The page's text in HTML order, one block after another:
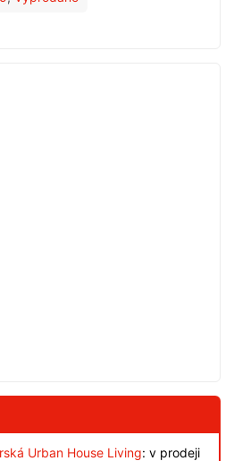
Urban House Living: v prodeji